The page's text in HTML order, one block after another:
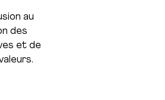
au
des
et de